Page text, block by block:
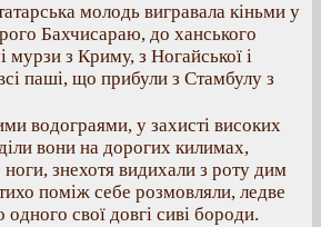
молодь вигравала кіньми у
Бахчисараю, до ханського
мурзи з Криму, з Ногайської і
паші, що прибули з Стамбулу з
водограями, у захисті високих
вони на дорогих килимах,
ноги, знехотя видихали з роту дим
поміж себе розмовляли, ледве
свої довгі сиві бороди.